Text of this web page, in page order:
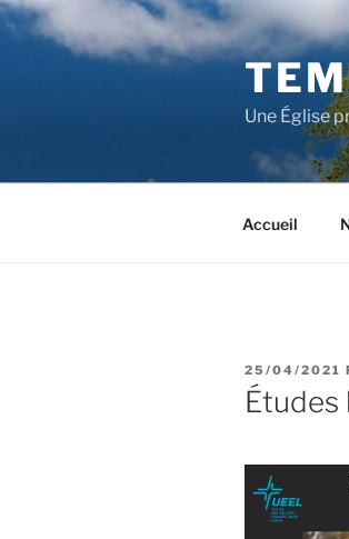
Aller
au
Une Église
Accueil
PUBLIÉ
LE
25/04/2021
Études